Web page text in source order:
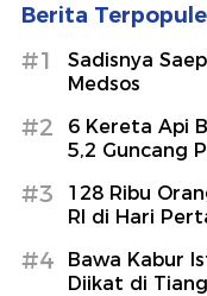
Berita
#1
Sadisnya
Medsos
#2
6 Kereta Api
5,2 Guncang
#3
128 Ribu
RI di Hari
#4
Bawa Kabur
Diikat di